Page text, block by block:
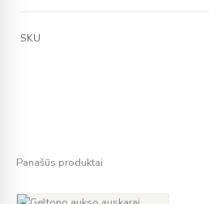
SKU
Panašūs produktai